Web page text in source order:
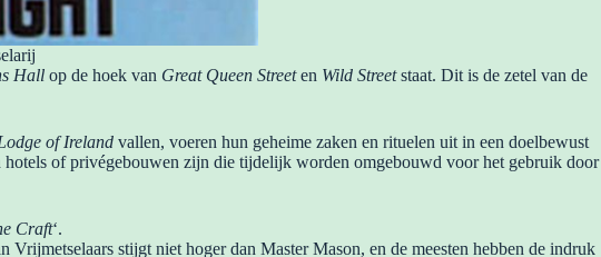
Hall op de hoek van Great Queen Streeten Wild Streetstaat. Dit is de zetel van de
of Ireland vallen, voeren hun geheime zaken en rituelen uit in een doelbewust
of privégebouwen zijn die tijdelijk worden omgebouwd voor het gebruik door
Craft‘.
Vrijmetselaars stijgt niet hoger dan Master Mason, en de meesten hebben de indruk